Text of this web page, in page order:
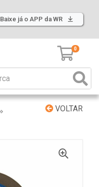
Baixe já o APP da WR
0
VOLTAR